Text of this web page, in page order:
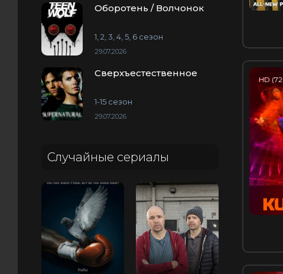
Оборотень / Волчонок
1, 2, 3, 4, 5, 6 сезон
29.07.2026
Сверхъестественное
1-15 сезон
29.07.2026
Случайные сериалы
HD